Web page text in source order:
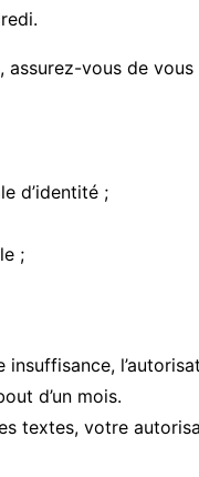
vous de vous
d’identité ;
;
insuffisance,
d’un mois.
textes, votre